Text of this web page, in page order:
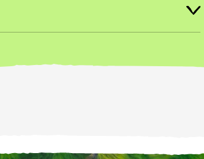
Denk maar aan de
het wolken. De wolken